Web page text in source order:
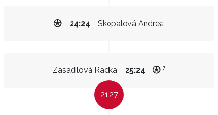
Skopalová Andrea
24:24
Zasadilová Radka 25:24 7
21:27